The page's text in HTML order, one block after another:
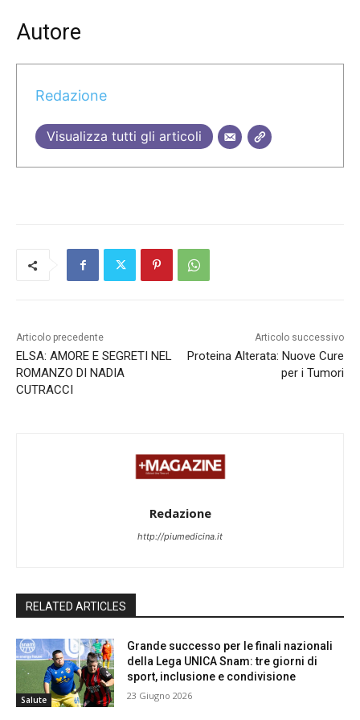
Autore
Redazione
Visualizza tutti gli articoli
Articolo precedente
ELSA: AMORE E SEGRETI NEL
ROMANZO DI NADIA
CUTRACCI
Articolo successivo
Proteina Alterata: Nuove Cure
per i Tumori
Redazione
http://piumedicina.it
RELATED ARTICLES
Salute
Grande successo per le finali nazionali
della Lega UNICA Snam: tre giorni di
sport, inclusione e condivisione
23 Giugno 2026